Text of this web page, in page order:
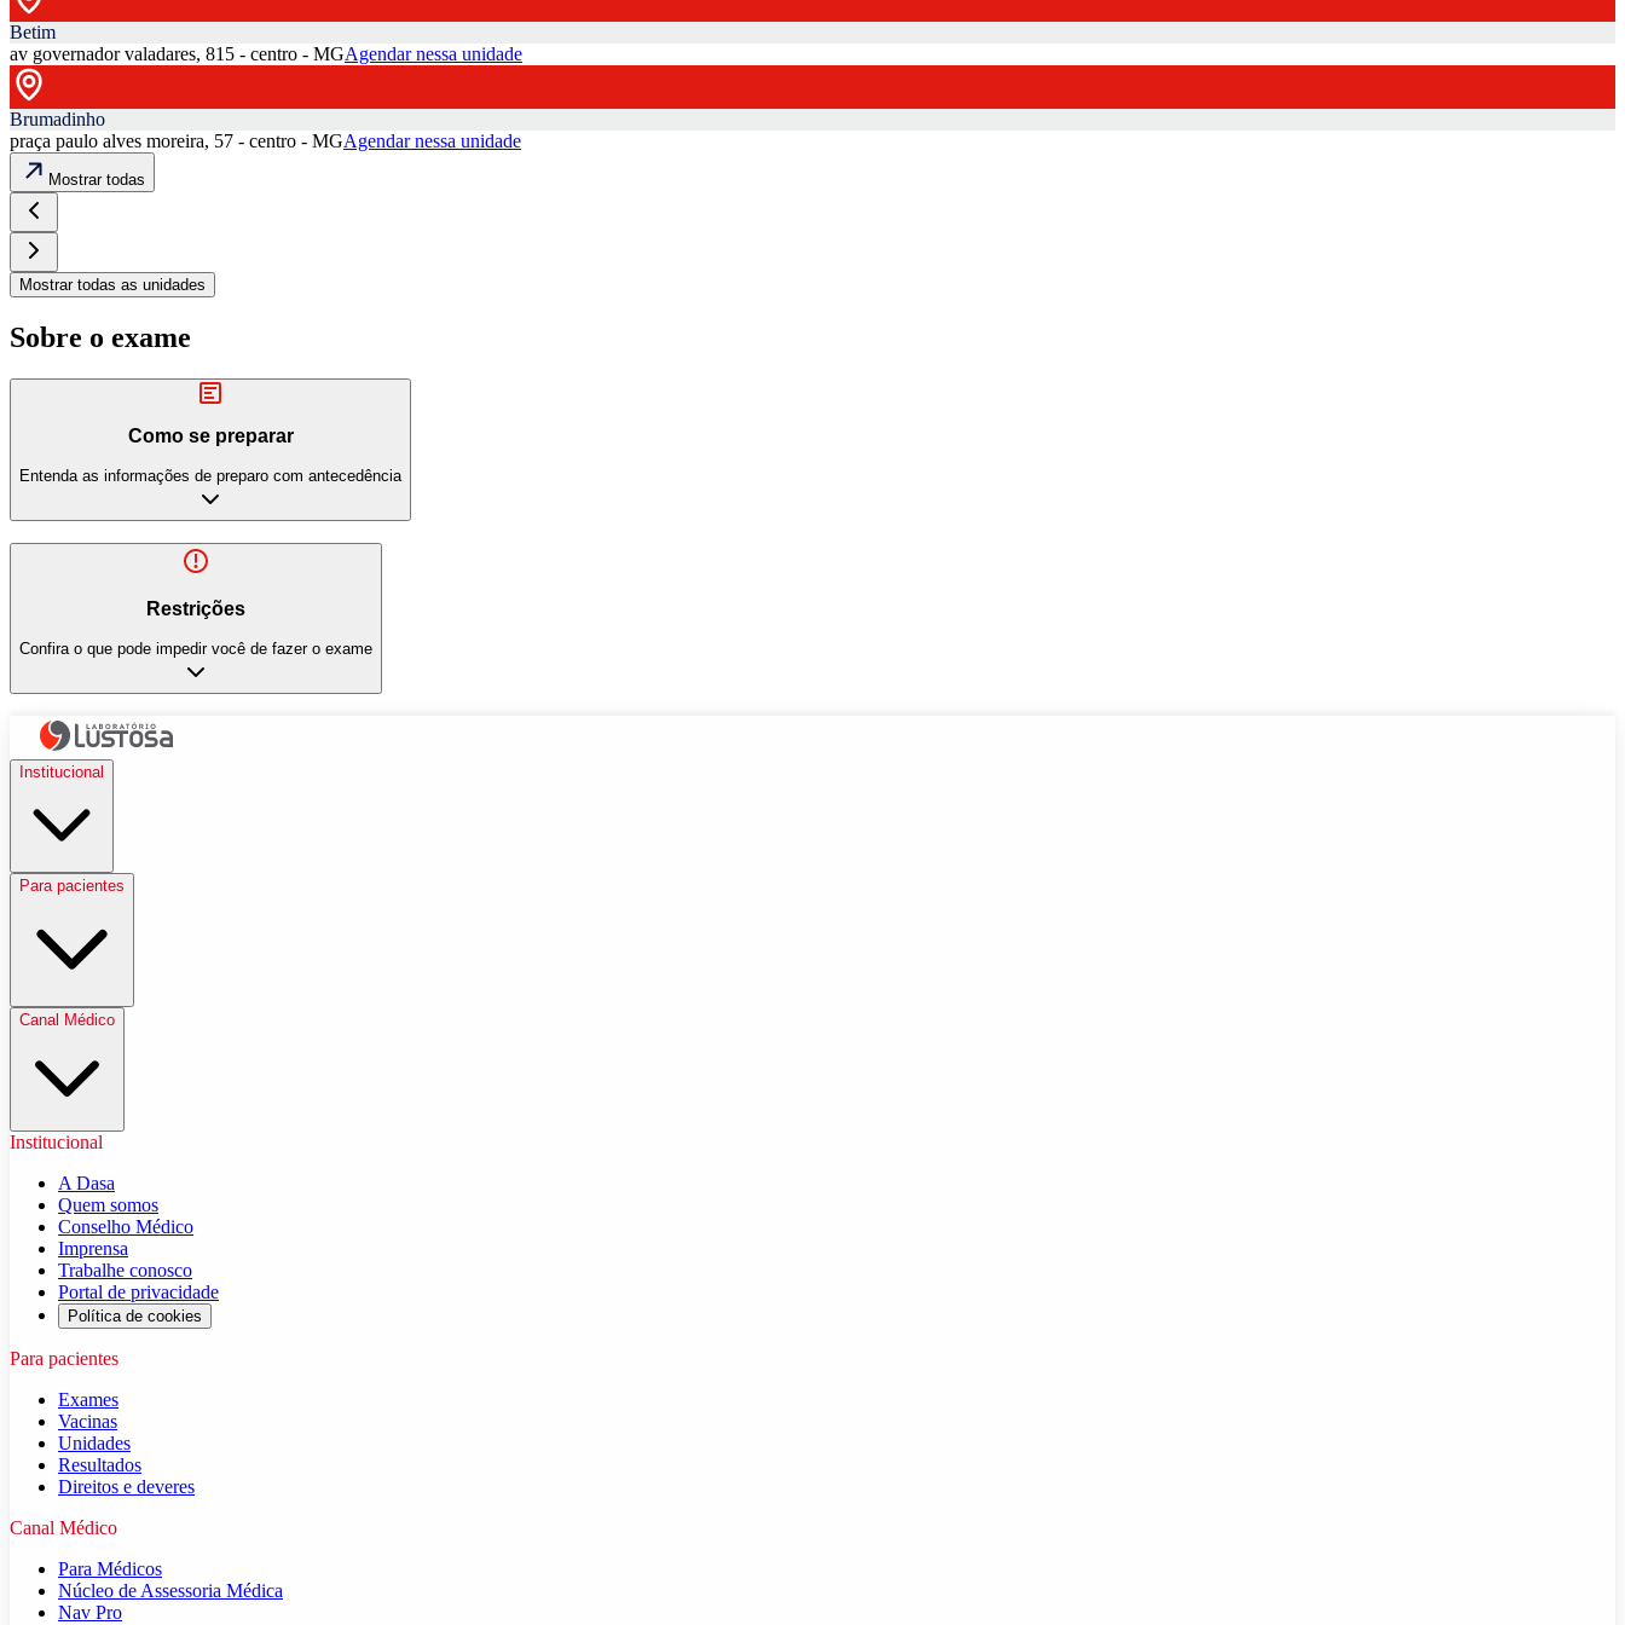
Betim
av governador valadares, 815 - centro - MGAgendar nessa unidade
Brumadinho
praça paulo alves moreira, 57 - centro - MGAgendar nessa unidade
Mostrar todas
Mostrar todas as unidades
Sobre o exame
Como se preparar
Entenda as informações de preparo com antecedência
Restrições
Confira o que pode impedir você de fazer o exame
Institucional
Para pacientes
Canal Médico
Institucional
A Dasa
Quem somos
Conselho Médico
Imprensa
Trabalhe conosco
Portal de privacidade
Política de cookies
Para pacientes
Exames
Vacinas
Unidades
Resultados
Direitos e deveres
Canal Médico
Para Médicos
Núcleo de Assessoria Médica
Nav Pro